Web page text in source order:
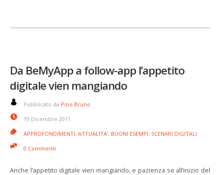
Da BeMyApp a follow-app l’appetito
digitale vien mangiando
Pubblicato da Pino Bruno
19 Dicembre 2011
APPROFONDIMENTI, ATTUALITA', BUONI ESEMPI, SCENARI DIGITALI
0 Commenti
Anche l’appetito digitale vien mangiando, e pazienza se all’inizio del